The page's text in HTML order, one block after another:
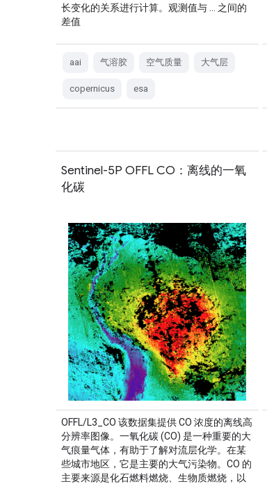
长变化的关系进行计算。观测值与 … 之间的
差值
aai 气溶胶 空气质量 大气层
copernicus esa
Sentinel-5P OFFL CO：离线的一氧
化碳
OFFL/L3_CO 该数据集提供 CO 浓度的离线高
分辨率图像。一氧化碳 (CO) 是一种重要的大
气痕量气体，有助于了解对流层化学。在某
些城市地区，它是主要的大气污染物。CO 的
主要来源是化石燃料燃烧、生物质燃烧，以